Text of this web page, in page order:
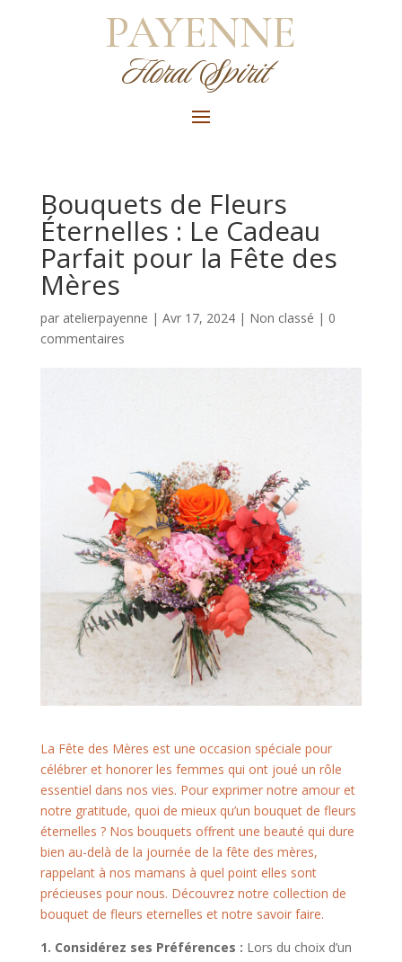
PAYENNE
Floral Spirit
Bouquets de Fleurs
Éternelles : Le Cadeau
Parfait pour la Fête des
Mères
par atelierpayenne | Avr 17, 2024| Non classé | 0
commentaires
La Fête des Mères est une occasion spéciale pour
célébrer et honorer les femmes qui ont joué un rôle
essentiel dans nos vies. Pour exprimer notre amour et
notre gratitude, quoi de mieux qu’un bouquet de fleurs
éternelles ? Nos bouquets offrent une beauté qui dure
bien au-delà de la journée de la fête des mères,
rappelant à nos mamans à quel point elles sont
précieuses pour nous. Découvrez notre collection de
bouquet de fleurs eternelles et notre savoir faire.
1. Considérez ses Préférences : Lors du choix d’un